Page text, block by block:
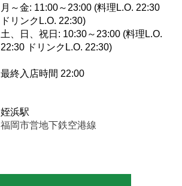
月～金: 11:00～23:00 (料理L.O. 22:30
ドリンクL.O. 22:30)
土、日、祝日: 10:30～23:00 (料理L.O.
22:30 ドリンクL.O. 22:30)
最終入店時間 22:00
姪浜駅
福岡市営地下鉄空港線